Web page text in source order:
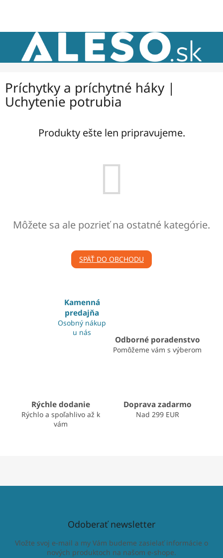
Príchytky a príchytné háky |
Uchytenie potrubia
Produkty ešte len pripravujeme.
Môžete sa ale pozrieť na ostatné kategórie.
SPÄŤ DO OBCHODU
Kamenná
predajňa
Osobný nákup
u nás
Odborné poradenstvo
Pomôžeme vám s výberom
Rýchle dodanie
Rýchlo a spoľahlivo až k
vám
Doprava zadarmo
Nad 299 EUR
Odoberať newsletter
Vložte svoj e-mail a my Vám budeme zasielať informácie o
nových produktoch na našom e-shope.